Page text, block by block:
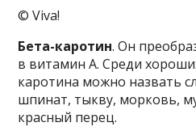
© Viva!
Бета-каротин. Он
в витамин А. Среди
каротина можно назвать
шпинат, тыкву, морковь,
красный перец.